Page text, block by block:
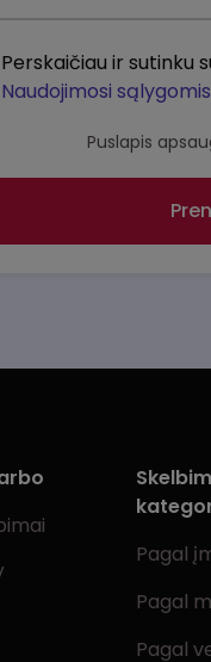
Perskaičiau ir sutinku
Naudojimosi sąlygomis
Puslapis
Pagal
Pagal
Pagal